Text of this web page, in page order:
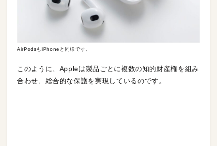
AirPodsもiPhoneと同様です。
このように、Appleは製品ごとに複数の知的財産権を組み
合わせ、総合的な保護を実現しているのです。